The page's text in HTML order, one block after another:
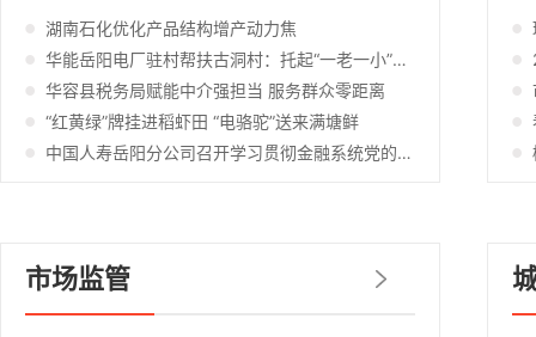
湖南石化优化产品结构增产动力焦
华能岳阳电厂驻村帮扶古洞村：托起“一老一小”稳稳的幸福
华容县税务局赋能中介强担当 服务群众零距离
“红黄绿”牌挂进稻虾田 “电骆驼”送来满塘鲜
中国人寿岳阳分公司召开学习贯彻金融系统党的建设工作会议精神暨2026年半年工作会
市场监管